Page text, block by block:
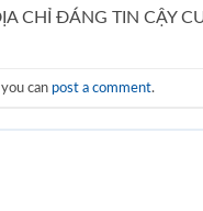
CHỈ ĐÁNG TIN CẬY
can post a comment.